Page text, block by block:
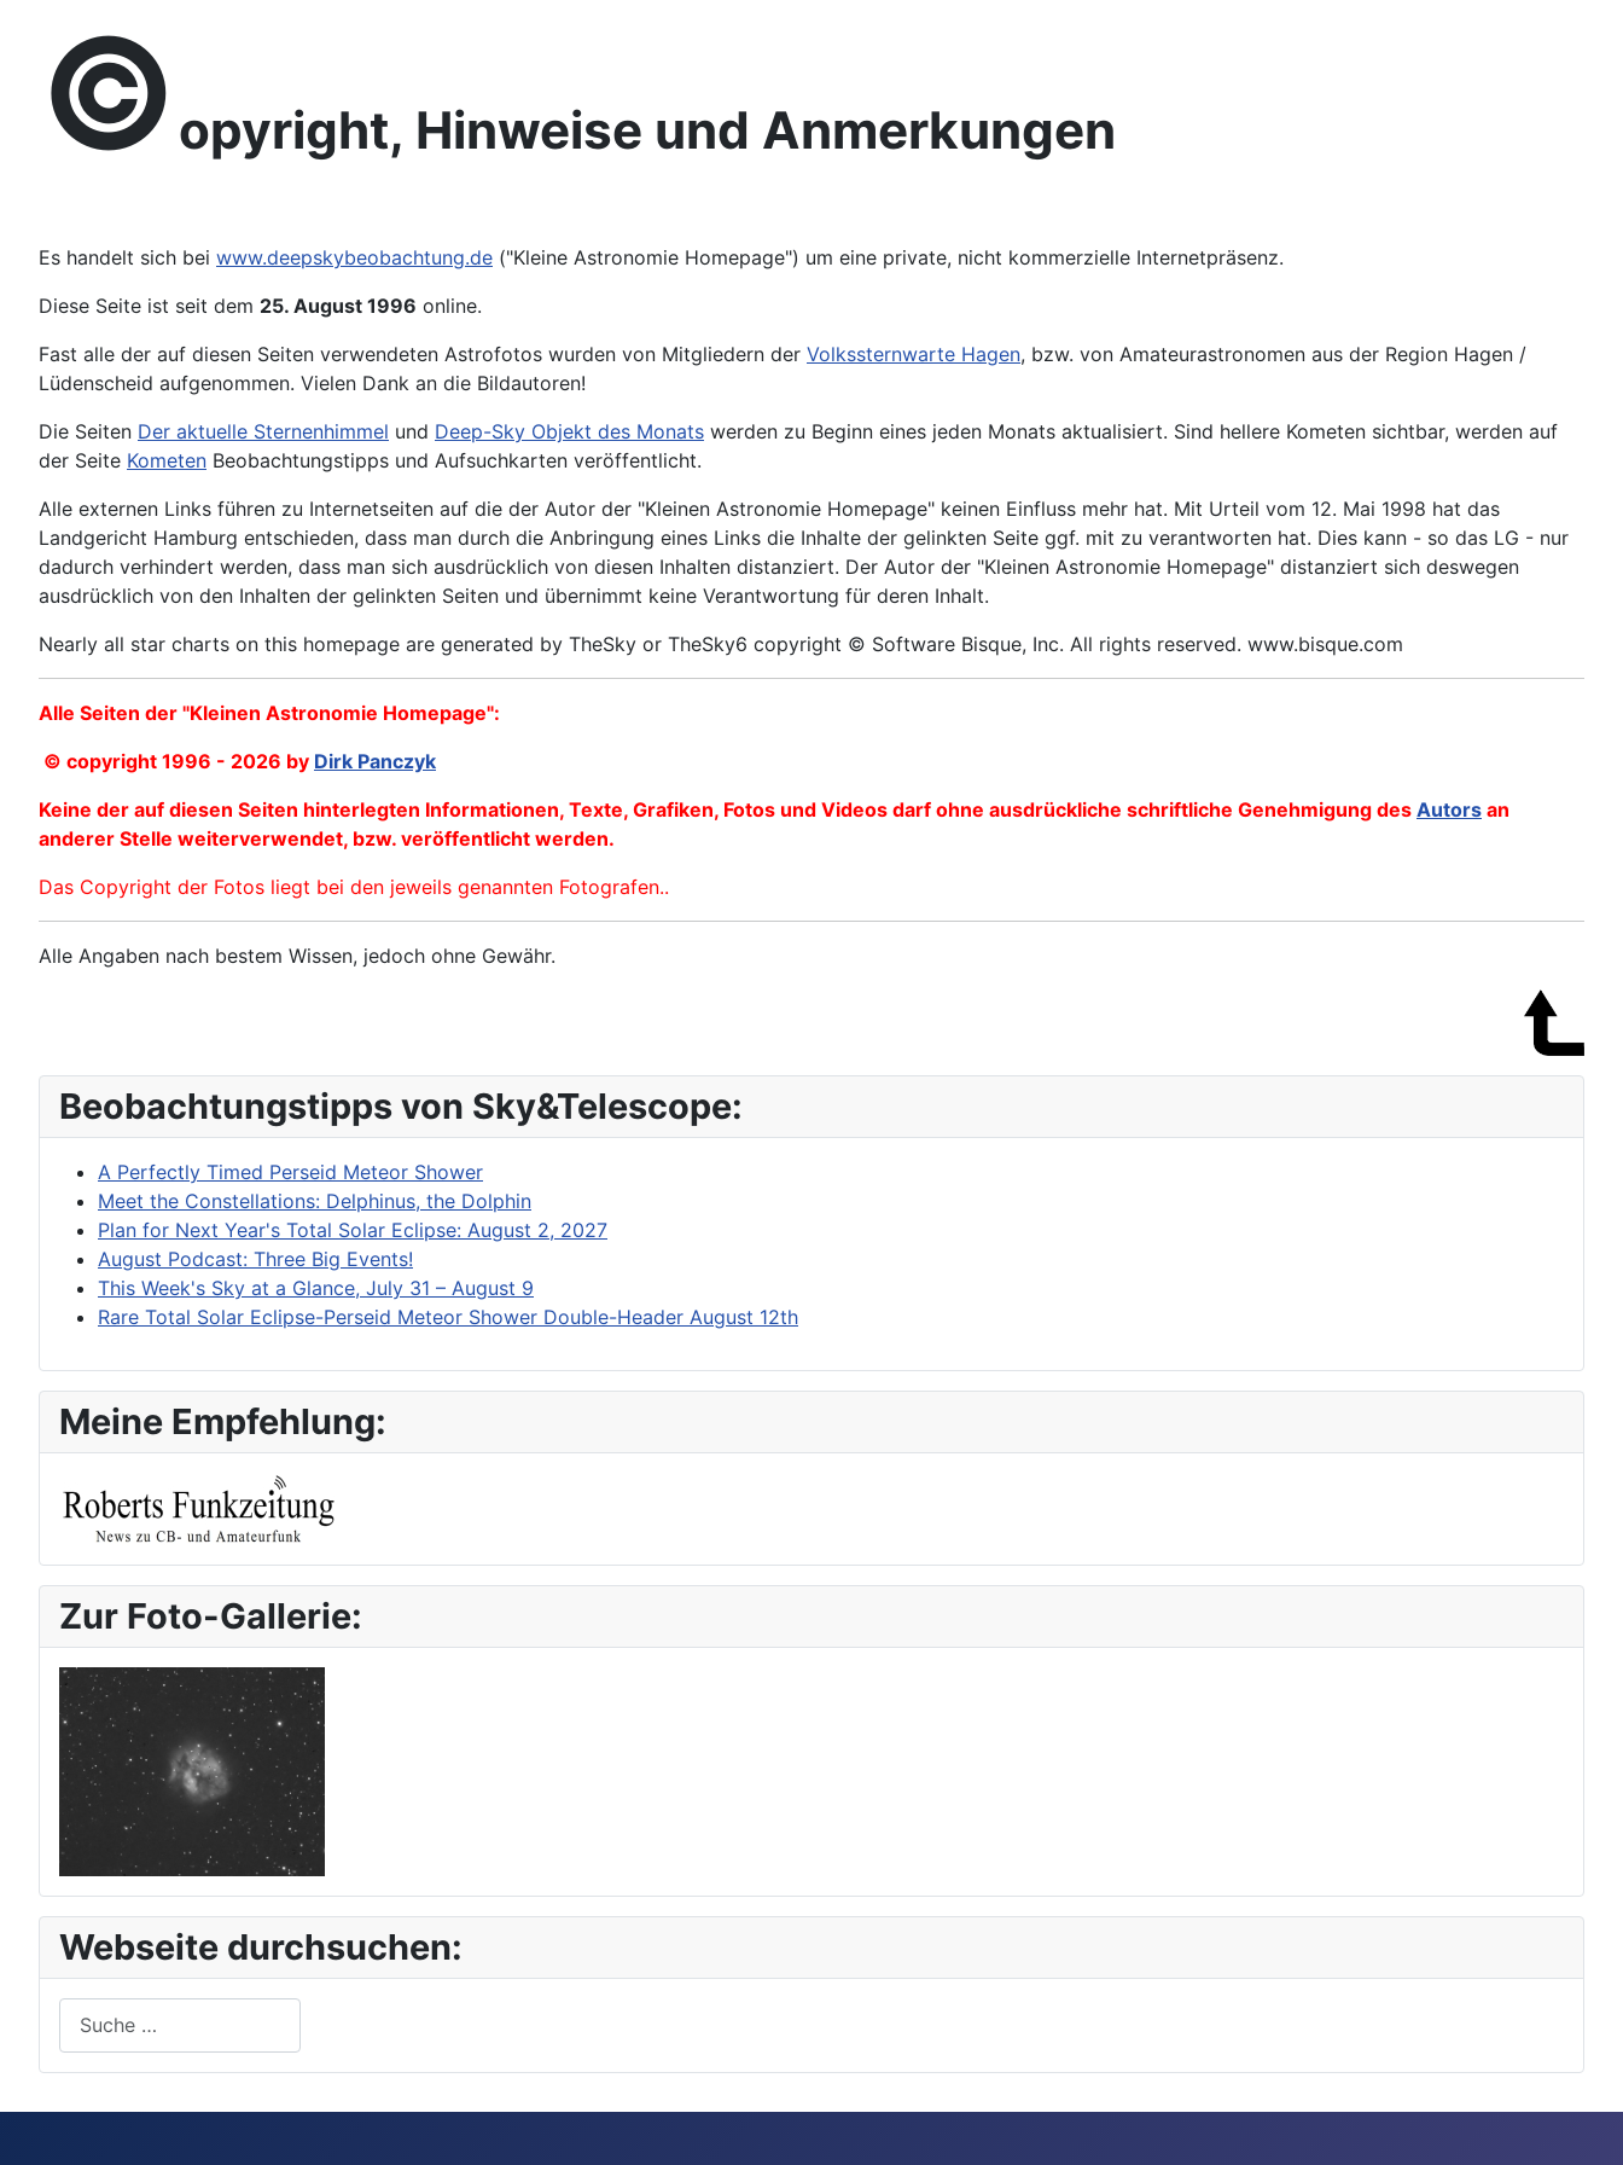
© opyright, Hinweise und Anmerkungen
Es handelt sich bei www.deepskybeobachtung.de ("Kleine Astronomie Homepage") um eine private, nicht kommerzielle Internetpräsenz.
Diese Seite ist seit dem 25. August 1996 online.
Fast alle der auf diesen Seiten verwendeten Astrofotos wurden von Mitgliedern der Volkssternwarte Hagen, bzw. von Amateurastronomen aus der Region Hagen /
Lüdenscheid aufgenommen. Vielen Dank an die Bildautoren!
Die Seiten Der aktuelle Sternenhimmel und Deep-Sky Objekt des Monats werden zu Beginn eines jeden Monats aktualisiert. Sind hellere Kometen sichtbar, werden auf
der Seite Kometen Beobachtungstipps und Aufsuchkarten veröffentlicht.
Alle externen Links führen zu Internetseiten auf die der Autor der "Kleinen Astronomie Homepage" keinen Einfluss mehr hat. Mit Urteil vom 12. Mai 1998 hat das
Landgericht Hamburg entschieden, dass man durch die Anbringung eines Links die Inhalte der gelinkten Seite ggf. mit zu verantworten hat. Dies kann - so das LG - nur
dadurch verhindert werden, dass man sich ausdrücklich von diesen Inhalten distanziert. Der Autor der "Kleinen Astronomie Homepage" distanziert sich deswegen
ausdrücklich von den Inhalten der gelinkten Seiten und übernimmt keine Verantwortung für deren Inhalt.
Nearly all star charts on this homepage are generated by TheSky or TheSky6 copyright © Software Bisque, Inc. All rights reserved. www.bisque.com
Alle Seiten der "Kleinen Astronomie Homepage":
© copyright 1996 - 2026 by Dirk Panczyk
Keine der auf diesen Seiten hinterlegten Informationen, Texte, Grafiken, Fotos und Videos darf ohne ausdrückliche schriftliche Genehmigung des Autors an
anderer Stelle weiterverwendet, bzw. veröffentlicht werden.
Das Copyright der Fotos liegt bei den jeweils genannten Fotografen..
Alle Angaben nach bestem Wissen, jedoch ohne Gewähr.
Beobachtungstipps von Sky&Telescope:
A Perfectly Timed Perseid Meteor Shower
Meet the Constellations: Delphinus, the Dolphin
Plan for Next Year's Total Solar Eclipse: August 2, 2027
August Podcast: Three Big Events!
This Week's Sky at a Glance, July 31 – August 9
Rare Total Solar Eclipse-Perseid Meteor Shower Double-Header August 12th
Meine Empfehlung:
Zur Foto-Gallerie:
Webseite durchsuchen: